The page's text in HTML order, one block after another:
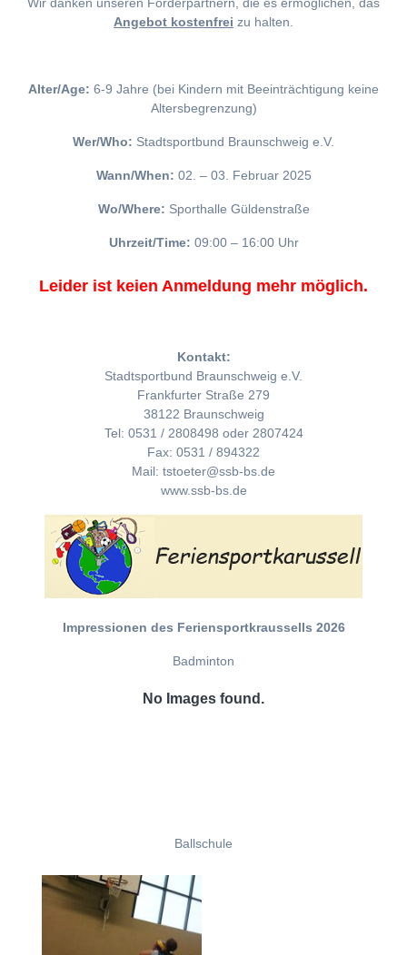
Wir danken unseren Förderpartnern, die es ermöglichen, das
Angebot kostenfrei zu halten.
Alter/Age: 6-9 Jahre (bei Kindern mit Beeinträchtigung keine
Altersbegrenzung)
Wer/Who: Stadtsportbund Braunschweig e.V.
Wann/When: 02. – 03. Februar 2025
Wo/Where: Sporthalle Güldenstraße
Uhrzeit/Time: 09:00 – 16:00 Uhr
Leider ist keien Anmeldung mehr möglich.
Kontakt:
Stadtsportbund Braunschweig e.V.
Frankfurter Straße 279
38122 Braunschweig
Tel: 0531 / 2808498 oder 2807424
Fax: 0531 / 894322
Mail: tstoeter@ssb-bs.de
www.ssb-bs.de
Impressionen des Feriensportkraussells 2026
Badminton
No Images found.
Ballschule